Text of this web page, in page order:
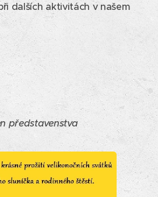
dalších aktivitách v našem
představenstva